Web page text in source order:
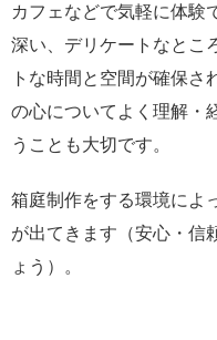
カフェなどで気軽に体験
深い、デリケートなとこ
トな時間と空間が確保さ
の心についてよく理解・
うことも大切です。
箱庭制作をする環境によ
が出てきます（安心・信
ょう）。